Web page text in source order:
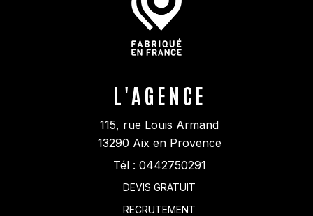
L'AGENCE
115, rue Louis Armand
13290 Aix en Provence
Tél : 0442750291
DEVIS GRATUIT
RECRUTEMENT